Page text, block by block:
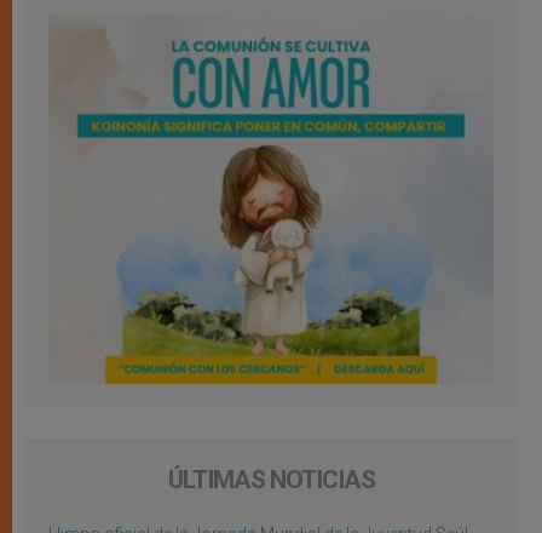
ÚLTIMAS NOTICIAS